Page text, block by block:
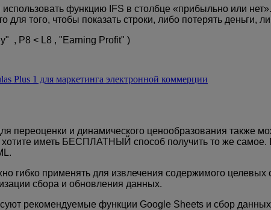
функцию IFS в столбце «прибыльно или
того, чтобы показать строки, либо потерять деньги,
, P8 < L8 , "Earning Profit" )
Plus 1 для маркетинга электронной коммерции
переоценки и динамического ценообразования также
иметь БЕСПЛАТНЫЙ способ получить то же самое.
гибко применять для извлечения содержимого
сбора и обновления данных.
рекомендуемые функции Google Sheets и сбор